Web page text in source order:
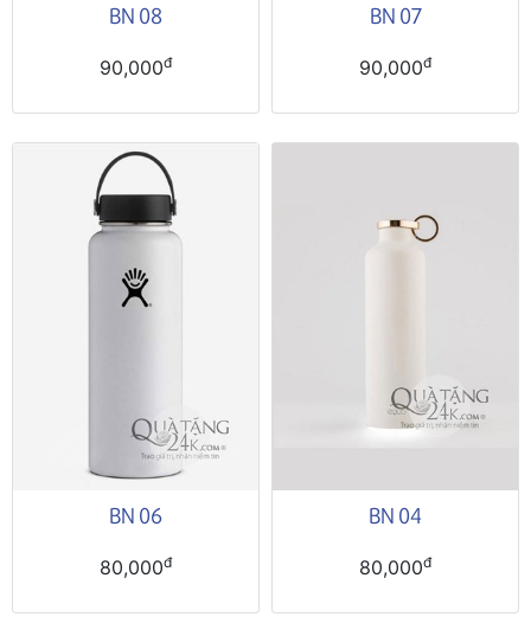
BN 08
90,000đ
BN 07
90,000đ
BN 06
80,000đ
BN 04
80,000đ